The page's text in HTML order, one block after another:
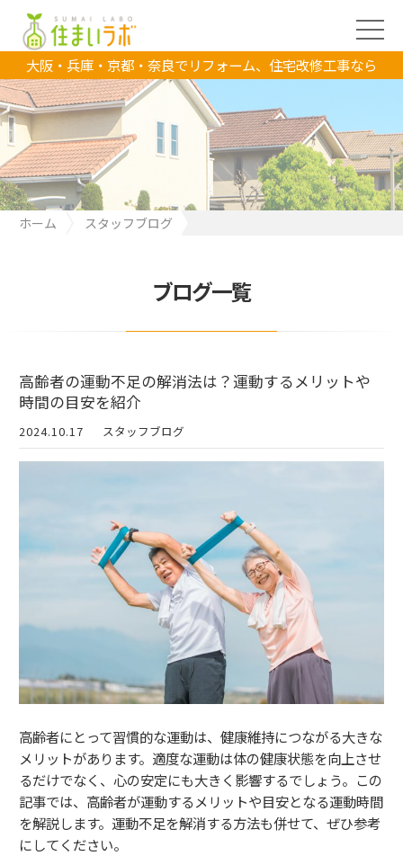
大阪・兵庫・京都・奈良でリフォーム、住宅改修工事なら
ホーム
スタッフブログ
ブログ一覧
高齢者の運動不足の解消法は？運動するメリットや
時間の目安を紹介
2024.10.17 スタッフブログ
高齢者にとって習慣的な運動は、健康維持につながる大きな
メリットがあります。適度な運動は体の健康状態を向上させ
るだけでなく、心の安定にも大きく影響するでしょう。この
記事では、高齢者が運動するメリットや目安となる運動時間
を解説します。運動不足を解消する方法も併せて、ぜひ参考
にしてください。